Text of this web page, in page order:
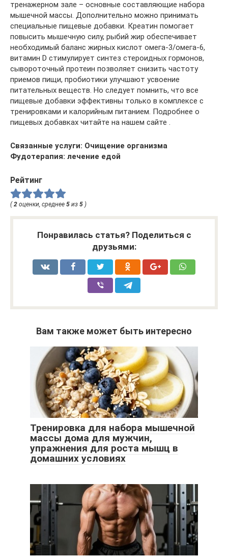
тренажерном зале – основные составляющие набора
мышечной массы. Дополнительно можно принимать
специальные пищевые добавки. Креатин помогает
повысить мышечную силу, рыбий жир обеспечивает
необходимый баланс жирных кислот омега-3/омега-6,
витамин D стимулирует синтез стероидных гормонов,
сывороточный протеин позволяет снизить частоту
приемов пищи, пробиотики улучшают усвоение
питательных веществ. Но следует помнить, что все
пищевые добавки эффективны только в комплексе с
тренировками и калорийным питанием. Подробнее о
пищевых добавках читайте на нашем сайте .
Связанные услуги: Очищение организма
Фудотерапия: лечение едой
Рейтинг
(2 оценки, среднее 5 из 5 )
Понравилась статья? Поделиться с
друзьями:
Вам также может быть интересно
Тренировка для набора мышечной
массы дома для мужчин,
упражнения для роста мышц в
домашних условиях